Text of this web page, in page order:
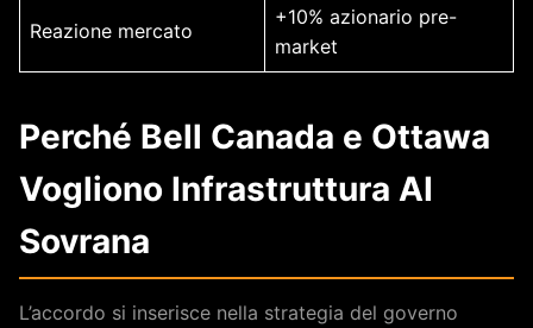
Reazione mercato
+10% azionario pre-
market
Perché Bell Canada e Ottawa
Vogliono Infrastruttura AI
Sovrana
L’accordo si inserisce nella strategia del governo